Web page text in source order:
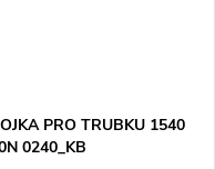
PRO TRUBKU 1540
0240_KB